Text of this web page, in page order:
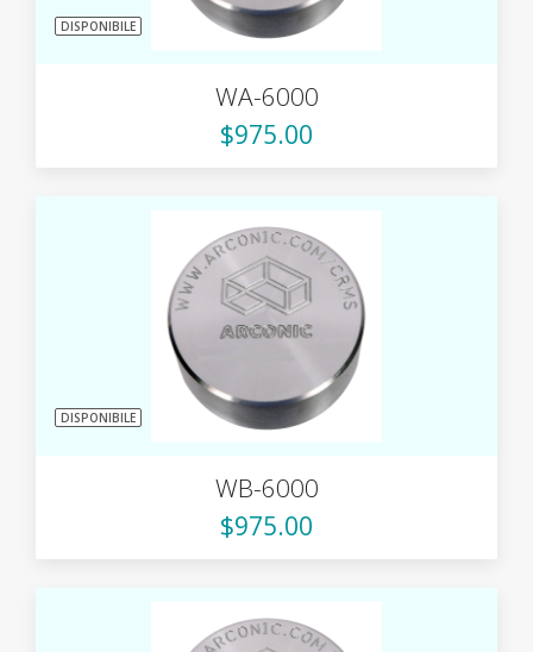
DISPONIBILE
WA-6000
$975.00
DISPONIBILE
WB-6000
$975.00